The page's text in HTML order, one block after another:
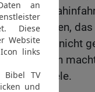
lässt ihn
in Ehren,
wird er nicht
Fleisch
seine Seele.